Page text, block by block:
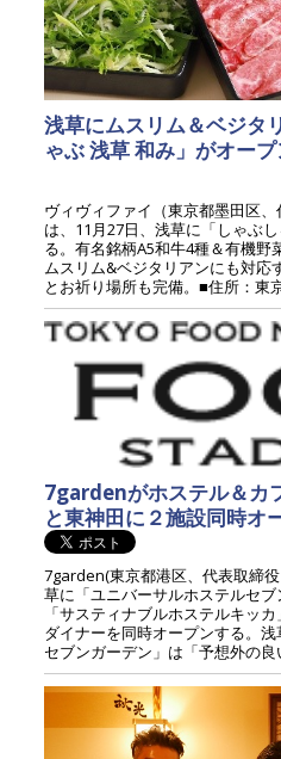
浅草にムスリム＆ベジタ
ゃぶ 浅草 和み」がオー
ヴィヴィファイ（東京都墨田区、
は、11月27日、浅草に「しゃぶ
る。有名銘柄A5和牛4種＆有機野
ムスリム&ベジタリアンにも対応
とお祈り場所も完備。■住所：東
7gardenがホステル＆カ
と東神田に２施設同時オ
7garden(東京都港区、代表取締
草に「ユニバーサルホステルセ
「サスティナブルホステルキッ
ダイナーを同時オープンする。
セブンガーデン」は「予想外の